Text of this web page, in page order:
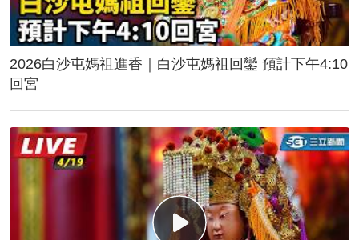
2026白沙屯媽祖進香｜白沙屯媽祖回鑾 預計下午4:10
回宮